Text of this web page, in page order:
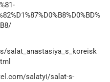
salat_anastasiya_s_koreisk
salatyi/salat-s-